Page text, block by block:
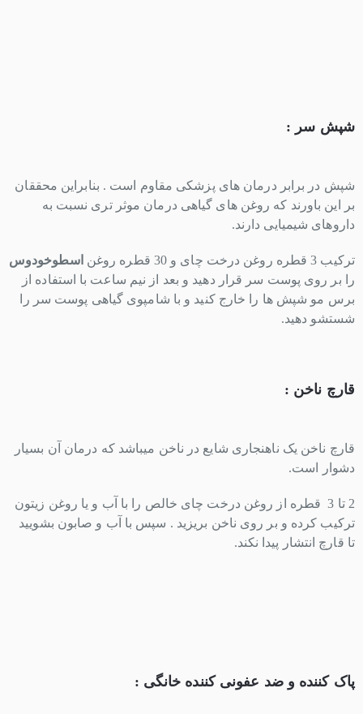
شپش سر :
شپش در برابر درمان های پزشکی مقاوم است . بنابراین محققان
بر این باورند که روغن های گیاهی درمان موثر تری نسبت به
داروهای شیمیایی دارند.
ترکیب 3 قطره روغن درخت چای و 30 قطره روغن
اسطوخودوس
را بر روی پوست سر قرار دهید و بعد از نیم ساعت با استفاده از
برس مو شپش ها را خارج کنید و با شامپوی گیاهی پوست سر را
شستشو دهید.
قارچ ناخن :
قارچ ناخن یک ناهنجاری شایع در ناخن میباشد که درمان آن بسیار
دشوار است.
2 تا 3 قطره از روغن درخت چای خالص را با آب و یا روغن زیتون
ترکیب کرده و بر روی ناخن بریزید . سپس با آب و صابون بشویید
تا قارچ انتشار پیدا نکند.
پاک کننده و ضد عفونی کننده خانگی :